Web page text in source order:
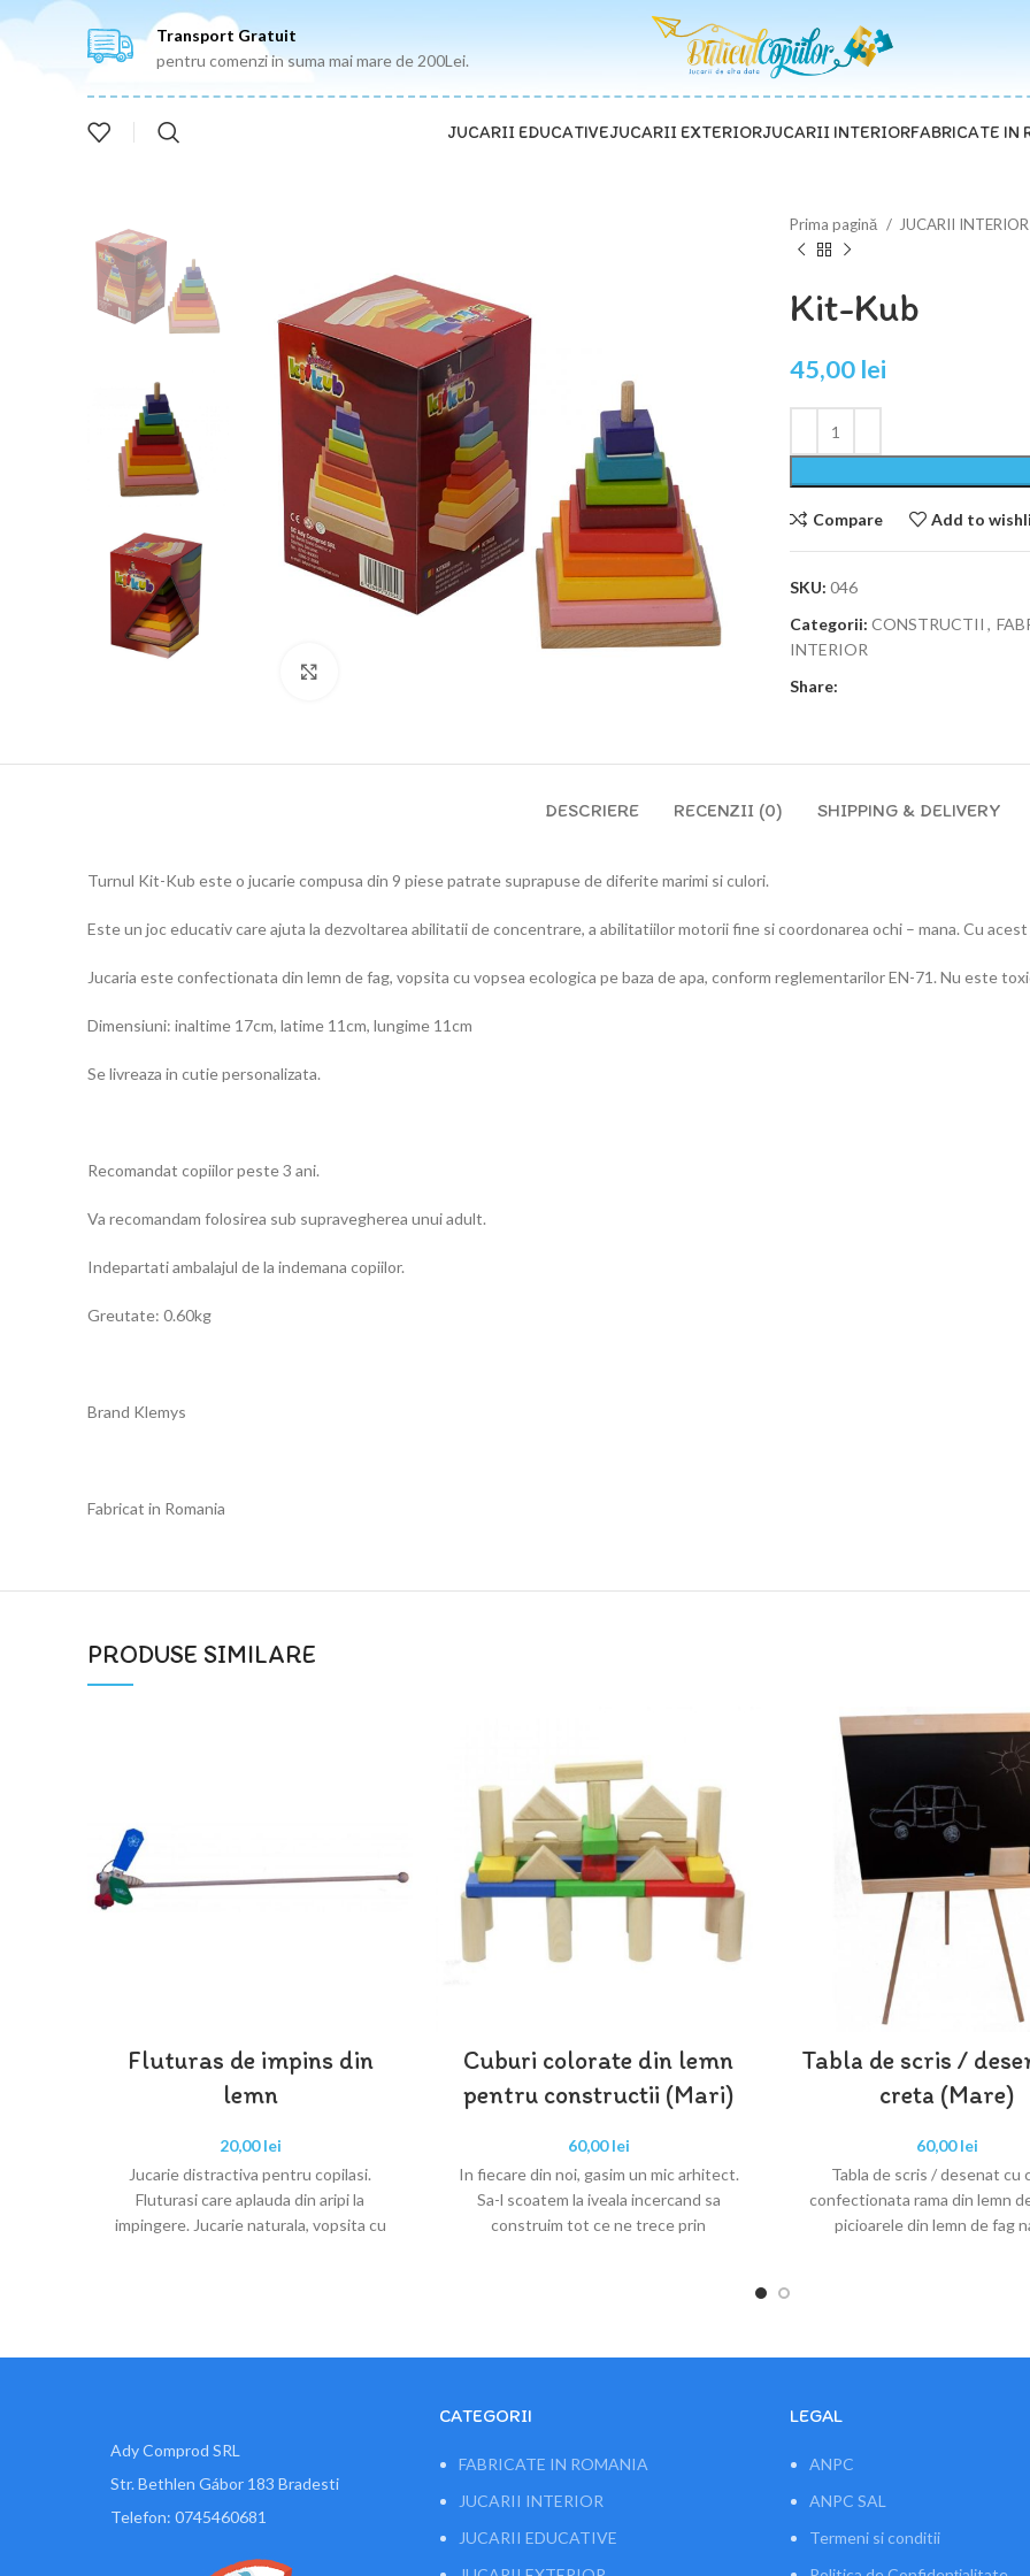
Transport Gratuit
pentru comenzi in suma mai mare de 200Lei.
JUCARII EDUCATIVEJUCARII EXTERIORJUCARII INTERIORFABRICATE IN
Prima pagină JUCARII INTERIOR
Kit-Kub
45,00 lei
Compare Add to
SKU: 046
Categorii: CONSTRUCTII ,
INTERIOR
Share:
DESCRIERE RECENZII (0) SHIPPING & DELIVERY
Turnul Kit-Kub este o jucarie compusa din 9 piese patrate suprapuse de diferite marimi si culori.
Este un joc educativ care ajuta la dezvoltarea abilitatii de concentrare, a abilitatiilor motorii fine si coordonarea ochi – mana. Cu
Jucaria este confectionata din lemn de fag, vopsita cu vopsea ecologica pe baza de apa, conform reglementarilor EN-71. Nu este
Dimensiuni: inaltime 17cm, latime 11cm, lungime 11cm
Se livreaza in cutie personalizata.
Recomandat copiilor peste 3 ani.
Va recomandam folosirea sub supravegherea unui adult.
Indepartati ambalajul de la indemana copiilor.
Greutate: 0.60kg
Brand Klemys
Fabricat in Romania
PRODUSE SIMILARE
Fluturas de impins din
lemn
20,00lei
Jucarie distractiva pentru copilasi.
Fluturasi care aplauda din aripi la
impingere. Jucarie naturala, vopsita cu
Cuburi colorate din lemn
pentru constructii (Mari)
60,00lei
In fiecare din noi, gasim un mic arhitect.
Sa-l scoatem la iveala incercand sa
construim tot ce ne trece prin
Tabla de scris /
creta (Mare)
60,00lei
Tabla de scris / desenat cu
confectionata rama din lemn
picioarele din lemn de fag
Ady Comprod SRL
Str. Bethlen Gábor 183 Bradesti
Telefon: 0745460681
CATEGORII
FABRICATE IN ROMANIA
JUCARII INTERIOR
JUCARII EDUCATIVE
LEGAL
ANPC
ANPC SAL
Termeni si conditii